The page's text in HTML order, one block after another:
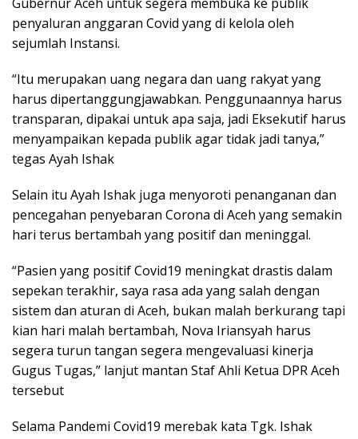
penyaluran anggaran Covid yang di kelola oleh
sejumlah Instansi.
“Itu merupakan uang negara dan uang rakyat yang
harus dipertanggungjawabkan. Penggunaannya harus
transparan, dipakai untuk apa saja, jadi Eksekutif harus
menyampaikan kepada publik agar tidak jadi tanya,”
tegas Ayah Ishak
Selain itu Ayah Ishak juga menyoroti penanganan dan
pencegahan penyebaran Corona di Aceh yang semakin
hari terus bertambah yang positif dan meninggal.
“Pasien yang positif Covid19 meningkat drastis dalam
sepekan terakhir, saya rasa ada yang salah dengan
sistem dan aturan di Aceh, bukan malah berkurang tapi
kian hari malah bertambah, Nova Iriansyah harus
segera turun tangan segera mengevaluasi kinerja
Gugus Tugas,” lanjut mantan Staf Ahli Ketua DPR Aceh
tersebut
Selama Pandemi Covid19 merebak kata Tgk. Ishak